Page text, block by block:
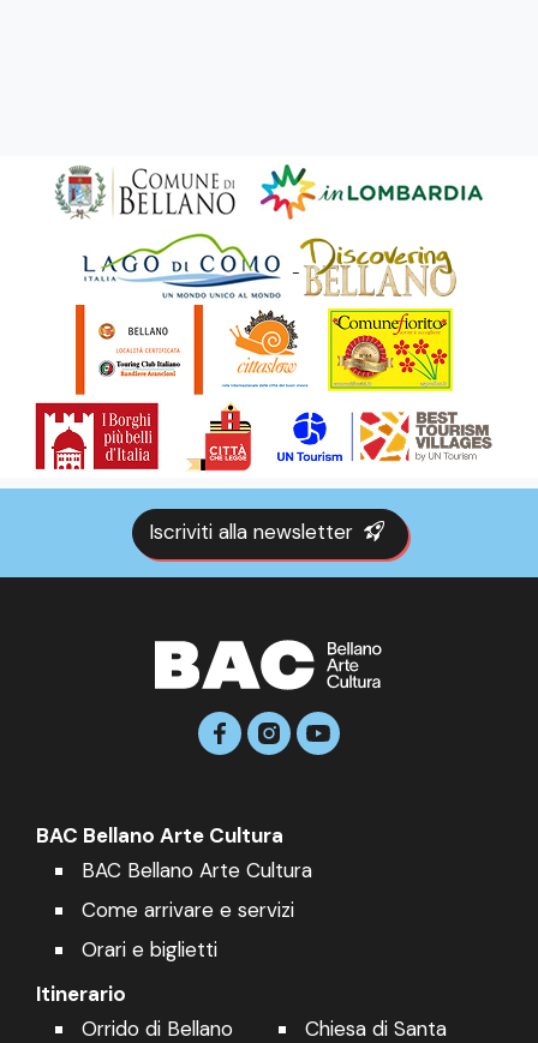
Iscriviti alla newsletter
BAC Bellano Arte Cultura
BAC Bellano Arte Cultura
Come arrivare e servizi
Orari e biglietti
Itinerario
Orrido di Bellano
Chiesa di Santa